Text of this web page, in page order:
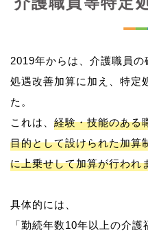
2019年からは、介護職員の
処遇改善加算に加え、特定
た。
これは、 経験・技能のある
目的として設けられた加算
に上乗せして加算が行われ
具体的には、
「勤続年数10年以上の介